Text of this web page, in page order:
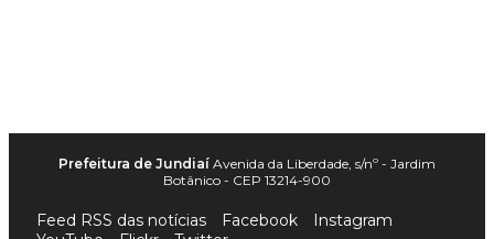
Prefeitura de Jundiaí Avenida da Liberdade, s/nº - Jardim
Botânico - CEP 13214-900
Feed RSS das notícias Facebook
Instagram